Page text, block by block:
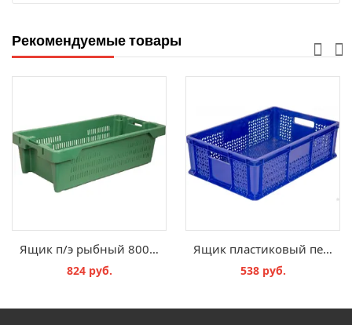
Рекомендуемые товары
Ящик п/э рыбный 800х400х225 перфорированный дно сплошное зеленый
824 руб.
Ящик пластиковый перфорированный 600х400х180 мм
538 руб.